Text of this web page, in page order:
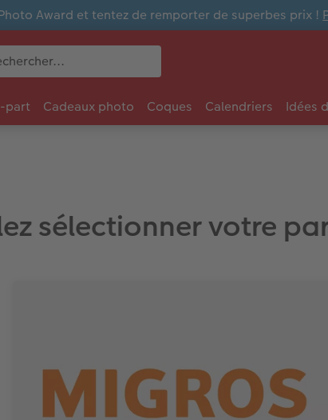
Award et tentez de remporter de superbes prix !
part Cadeaux photo Coques Calendriers Idées
sélectionner votre